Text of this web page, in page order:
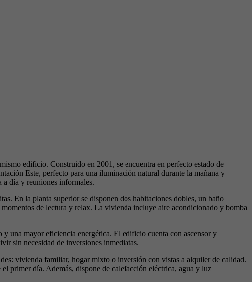
edificio. Construido en 2001, se encuentra en perfecto estado de
Este, perfecto para una iluminación natural durante la mañana y
a día y reuniones informales.
En la planta superior se disponen dos habitaciones dobles, un baño
de lectura y relax. La vivienda incluye aire acondicionado y bomba
una mayor eficiencia energética. El edificio cuenta con ascensor y
sin necesidad de inversiones inmediatas.
vivienda familiar, hogar mixto o inversión con vistas a alquiler de calidad.
primer día. Además, dispone de calefacción eléctrica, agua y luz